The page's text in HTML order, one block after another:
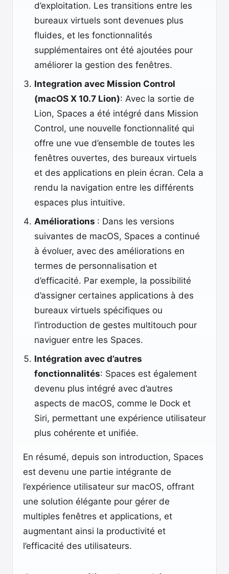
d’exploitation. Les transitions entre les
bureaux virtuels sont devenues plus
fluides, et les fonctionnalités
supplémentaires ont été ajoutées pour
améliorer la gestion des fenêtres.
Integration avec Mission Control
(macOS X 10.7 Lion): Avec la sortie de
Lion, Spaces a été intégré dans Mission
Control, une nouvelle fonctionnalité qui
offre une vue d’ensemble de toutes les
fenêtres ouvertes, des bureaux virtuels
et des applications en plein écran. Cela a
rendu la navigation entre les différents
espaces plus intuitive.
Améliorations : Dans les versions
suivantes de macOS, Spaces a continué
à évoluer, avec des améliorations en
termes de personnalisation et
d’efficacité. Par exemple, la possibilité
d’assigner certaines applications à des
bureaux virtuels spécifiques ou
l’introduction de gestes multitouch pour
naviguer entre les Spaces.
Intégration avec d’autres
fonctionnalités: Spaces est également
devenu plus intégré avec d’autres
aspects de macOS, comme le Dock et
Siri, permettant une expérience utilisateur
plus cohérente et unifiée.
En résumé, depuis son introduction, Spaces
est devenu une partie intégrante de
l’expérience utilisateur sur macOS, offrant
une solution élégante pour gérer de
multiples fenêtres et applications, et
augmentant ainsi la productivité et
l’efficacité des utilisateurs.